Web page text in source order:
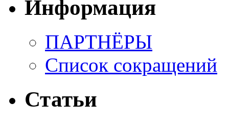
Информация
ПАРТНЁРЫ
Список сокращений
Статьи